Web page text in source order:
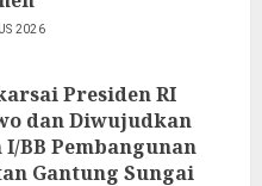
2026
Presiden RI
dan Diwujudkan
I/BB Pembangunan
Gantung Sungai